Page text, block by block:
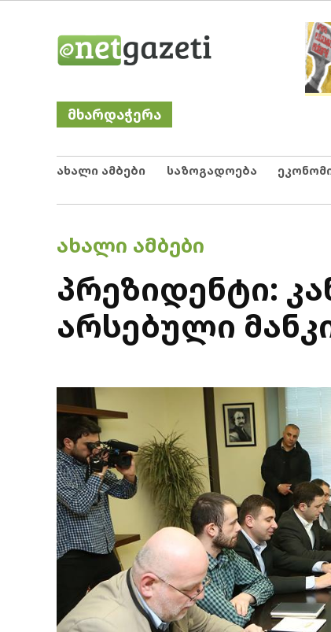
Netgazeti
მხარდაჭერა
ახალი ამბები საზოგადოება
POSTED
ᲐᲮᲐᲚᲘ ᲐᲛᲑᲔᲑᲘ
პრეზიდენტი:
არსებული